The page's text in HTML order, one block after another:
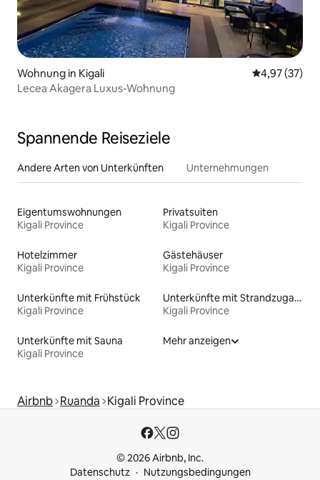
Wohnung in Kigali
4,97 (37)
Lecea Akagera Luxus-Wohnung
Spannende Reiseziele
Andere Arten von Unterkünften Unternehmungen
Eigentumswohnungen
Kigali Province
Privatsuiten
Kigali Province
Hotelzimmer
Kigali Province
Gästehäuser
Kigali Province
Unterkünfte mit Frühstück
Kigali Province
Unterkünfte mit Strandzugang
Kigali Province
Unterkünfte mit Sauna
Kigali Province
Mehr anzeigen
Airbnb Ruanda Kigali Province
© 2026 Airbnb, Inc.
Datenschutz
Nutzungsbedingungen